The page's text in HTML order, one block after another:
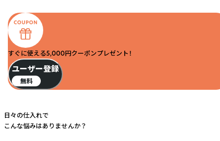
すぐに使える5,000円クーポンプレゼント！
ユーザー登録
無料
日々の仕入れで
こんな悩みはありませんか？